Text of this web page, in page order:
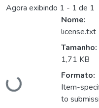
Agora exibindo 1 - 1 de 1
Carregando...
Nome:
license.txt
Tamanho:
1,71 KB
Formato:
Item-
to